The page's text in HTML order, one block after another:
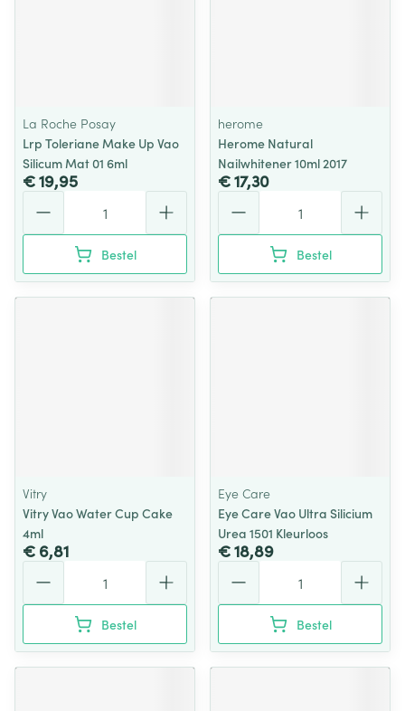
La Roche Posay
Lrp Toleriane Make Up Vao
Silicum Mat 01 6ml
€ 19,95
Bestel
herome
Herome Natural
Nailwhitener 10ml 2017
€ 17,30
Bestel
Vitry
Vitry Vao Water Cup Cake
4ml
€ 6,81
Bestel
Eye Care
Eye Care Vao Ultra Silicium
Urea 1501 Kleurloos
€ 18,89
Bestel